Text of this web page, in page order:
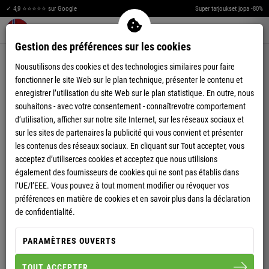
✓ 4,9 ⭐⭐⭐⭐⭐ sur Google Super tarjoukset jopa -80%
Warenkorb aufklappen
SHIRT POLO EGERSUND HOMME
S XXL
Gestion des préférences sur les cookies
Nousutilisons des cookies et des technologies similaires pour faire
fonctionner le site Web sur le plan technique, présenter le contenu et
enregistrer l’utilisation du site Web sur le plan statistique. En outre, nous
souhaitons - avec votre consentement - connaîtrevotre comportement
d’utilisation, afficher sur notre site Internet, sur les réseaux sociaux et
sur les sites de partenaires la publicité qui vous convient et présenter
les contenus des réseaux sociaux. En cliquant sur Tout accepter, vous
acceptez d’utiliserces cookies et acceptez que nous utilisions
également des fournisseurs de cookies qui ne sont pas établis dans
l’UE/l’EEE. Vous pouvez à tout moment modifier ou révoquer vos
préférences en matière de cookies et en savoir plus dans la déclaration
de confidentialité.
PARAMÈTRES OUVERTS